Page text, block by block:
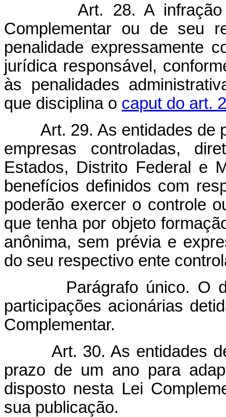
Art. 28. A
Complementar ou de seu
penalidade expressamente
jurídica responsável,
às penalidades
que disciplina o caput do art.
Art. 29. As entidades de
empresas controladas,
Estados, Distrito Federal e
benefícios definidos com
poderão exercer o controle
que tenha por objeto
anônima, sem prévia e
do seu respectivo ente
Parágrafo único. O
participações acionárias
Complementar.
Art. 30. As entidades
prazo de um ano para
disposto nesta Lei
sua publicação.